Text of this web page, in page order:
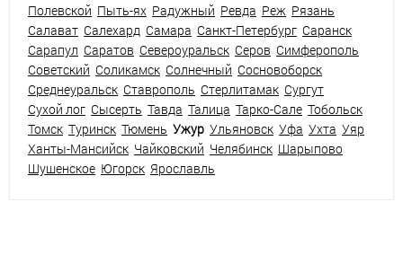
Полевской Пыть-ях Радужный Ревда Реж Рязань
Салават Салехард Самара Санкт-Петербург Саранск
Сарапул Саратов Североуральск Серов Симферополь
Советский Соликамск Солнечный Сосновоборск
Среднеуральск Ставрополь Стерлитамак Сургут
Сухой лог Сысерть Тавда Талица Тарко-Сале Тобольск
Томск Туринск Тюмень Ужур Ульяновск Уфа Ухта Уяр
Ханты-Мансийск Чайковский Челябинск Шарыпово
Шушенское Югорск Ярославль